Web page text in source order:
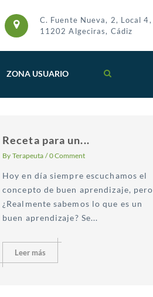
C. Fuente Nueva, 2, Local 4,
11202 Algeciras, Cádiz
ZONA USUARIO
Receta para un...
By Terapeuta / 0 Comment
Hoy en día siempre escuchamos el
concepto de buen aprendizaje, pero
¿Realmente sabemos lo que es un
buen aprendizaje? Se...
Leer más